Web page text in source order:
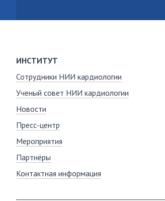
ИНСТИТУТ
Сотрудники НИИ кардиологии
Ученый совет НИИ кардиологии
Новости
Пресс-центр
Мероприятия
Партнёры
Контактная информация